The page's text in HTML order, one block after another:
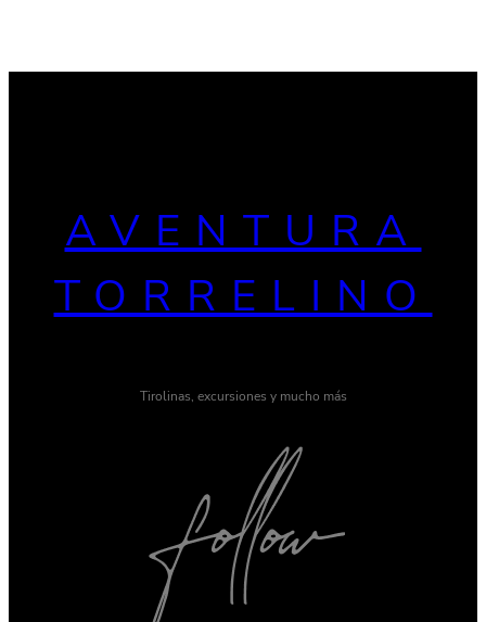
AVENTURA
TORRELINO
Tirolinas, excursiones y mucho más